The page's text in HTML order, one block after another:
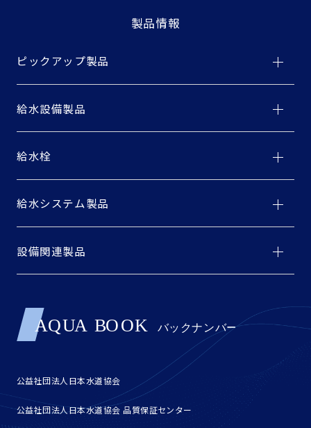
製品情報
ピックアップ製品
給水設備製品
給水栓
給水システム製品
設備関連製品
公益社団法人日本水道協会
公益社団法人日本水道協会 品質保証センター